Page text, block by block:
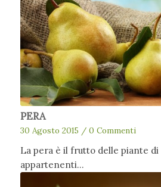
PERA
30 Agosto 2015 / 0 Commenti
La pera è il frutto delle piante di
appartenenti…